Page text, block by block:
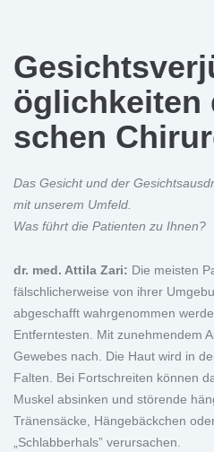
öglichkeiten
schen
Das Gesicht und der
mit unserem Umfeld.
Was führt die Patienten zu Ihnen?
dr. med. Attila Zari: Die meisten
fälschlicherweise von ihrer
abgeschafft wahrgenommen
Entferntesten. Mit zunehmendem
Gewebes nach. Die Haut wird in
Falten. Bei Fortschreiten können
Muskel absinken und störende
Tränensäcke, Hängebäckchen
„Schlabberhals” verursachen.